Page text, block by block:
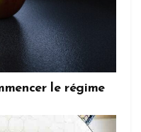
le régime